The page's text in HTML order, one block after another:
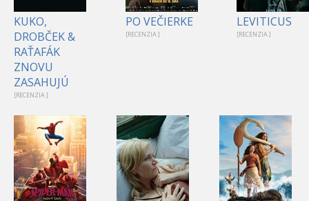
KUKO,
DROBČEK &
RAŤAFÁK
ZNOVU
ZASAHUJÚ
[RECENZIA ]
PO VEČIERKE
[RECENZIA ]
LEVITICUS
[RECENZIA ]